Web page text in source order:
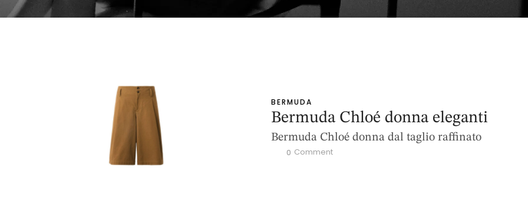
BERMUDA
Bermuda Chloé donna eleganti
Bermuda Chloé donna dal taglio raffinato
0 Comment